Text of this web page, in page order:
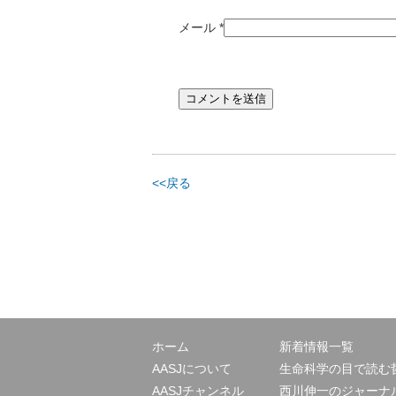
メール *
<<戻る
ホーム
AASJについて
AASJチャンネル
新着情報一覧
生命科学の目で読む
西川伸一のジャーナ